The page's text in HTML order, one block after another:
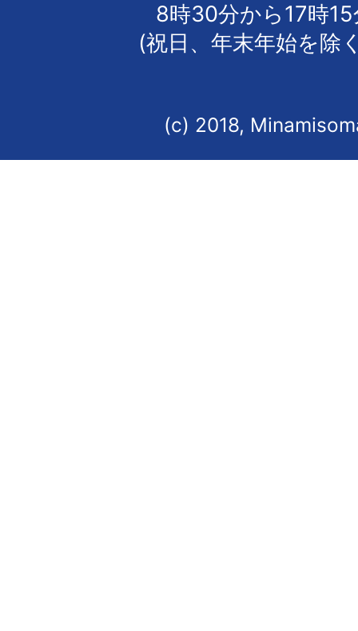
8時30分から17時
(祝日、年末年始を除
(c) 2018,